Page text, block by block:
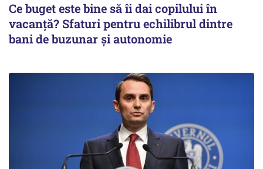
Ce buget este bine să îi dai copilului în
vacanță? Sfaturi pentru echilibrul dintre
bani de buzunar și autonomie